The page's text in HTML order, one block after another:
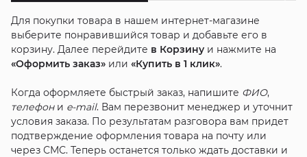
Для покупки товара в нашем интернет-магазине
выберите понравившийся товар и добавьте его в
корзину. Далее перейдите в Корзинуи нажмите на
«Оформить заказ»или «Купить в 1 клик».
Когда оформляете быстрый заказ, напишите ФИО,
телефони e-mail. Вам перезвонит менеджер и уточнит
условия заказа. По результатам разговора вам придет
подтверждение оформления товара на почту или
через СМС. Теперь останется только ждать доставки и